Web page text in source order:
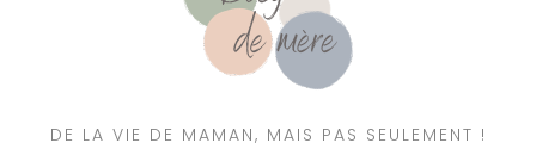
DE LA VIE DE MAMAN, MAIS PAS SEULEMENT !